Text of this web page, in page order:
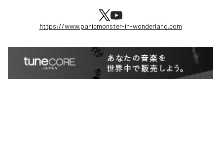
https://www.panicmonster-in-wonderland.com